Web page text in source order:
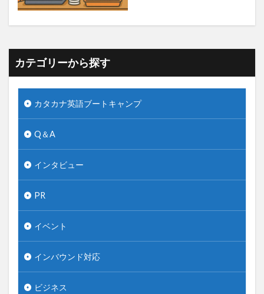
カテゴリーから探す
カタカナ英語ブートキャンプ
Q＆A
インタビュー
PR
イベント
インバウンド対応
ビジネス